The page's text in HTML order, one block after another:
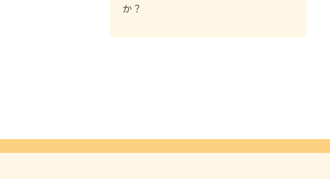
か？